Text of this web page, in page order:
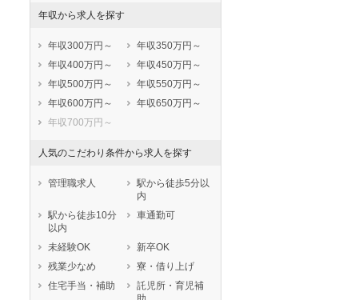
年収から求人を探す
年収300万円～
年収350万円～
年収400万円～
年収450万円～
年収500万円～
年収550万円～
年収600万円～
年収650万円～
年収700万円～
人気のこだわり条件から求人を探す
管理職求人
駅から徒歩5分以
内
駅から徒歩10分
以内
車通勤可
未経験OK
新卒OK
残業少なめ
寮・借り上げ
住宅手当・補助
託児所・育児補